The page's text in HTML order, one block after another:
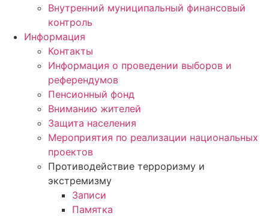
Внутренний муниципальный финансовый
контроль
Информация
Контакты
Информация о проведении выборов и
референдумов
Пенсионный фонд
Вниманию жителей
Защита населения
Мероприятия по реализации национальных
проектов
Противодействие терроризму и
экстремизму
Записи
Памятка